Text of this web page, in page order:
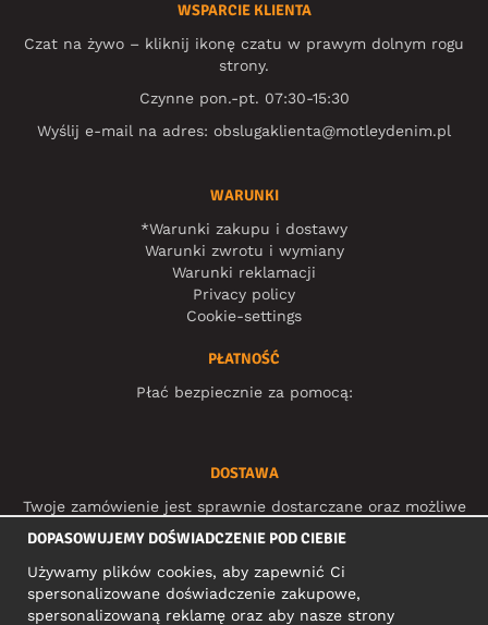
WSPARCIE KLIENTA
Czat na żywo – kliknij ikonę czatu w prawym dolnym rogu
strony.
Czynne pon.-pt. 07:30-15:30
Wyślij e-mail na adres: obslugaklienta@motleydenim.pl
WARUNKI
*Warunki zakupu i dostawy
Warunki zwrotu i wymiany
Warunki reklamacji
Privacy policy
Cookie-settings
PŁATNOŚĆ
Płać bezpiecznie za pomocą:
DOSTAWA
Twoje zamówienie jest sprawnie dostarczane oraz możliwe
do śledzenia dzięki:
MEDIA SPOŁECZNOŚCIOWE
DOPASOWUJEMY DOŚWIADCZENIE POD CIEBIE
Używamy plików cookies, aby zapewnić Ci
spersonalizowane doświadczenie zakupowe,
spersonalizowaną reklamę oraz aby nasze strony